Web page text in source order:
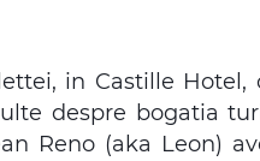
in Castille Hotel,
despre bogatia
Reno (aka Leon)